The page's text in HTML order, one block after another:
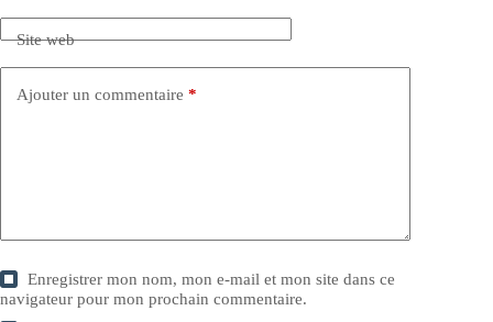
Site web
Ajouter un commentaire *
Enregistrer mon nom, mon e-mail et mon site dans ce
navigateur pour mon prochain commentaire.